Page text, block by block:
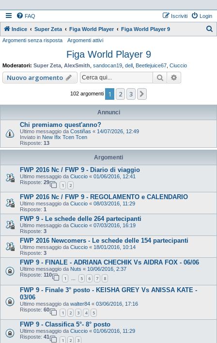
FAQ Login
Iscriviti
Indice Super Zeta Figa World Player Figa World Player 9
Argomenti senza risposta Argomenti attivi
Figa World Player 9
Moderatori: Super Zeta AlexSmith sandocan19 dell Beetlejuice67 Ciuccio
Nuovo argomento Cerca
102 argomenti 1 2 3
Annunci
Chi premiamo quest'anno?
Ultimo messaggio da Costiñas « 14/07/2026, 12:49
Inviato in New Ifix Tcen Tcen
Risposte: 13
Argomenti
FWP 2016 Nc / FWP 9 - Diario di viaggio
Ultimo messaggio da Ciuccio « 01/06/2016, 12:41
Risposte: 29
1 2
FWP 2016 Nc / FWP 9 - REGOLAMENTO e CALENDARIO
Ultimo messaggio da Ciuccio « 08/03/2016, 11:29
Risposte: 1
FWP 9 - Le schede delle 264 partecipanti
Ultimo messaggio da Ciuccio « 07/03/2016, 16:19
Risposte: 3
FWP 2016 Newcomers - Le schede delle 154 partecipanti
Ultimo messaggio da Ciuccio « 18/01/2016, 10:14
Risposte: 3
FWP 9 - FINALE - ADRIANA CHECHIK Vs AIDRA FOX - 06/06
Ultimo messaggio da Nuts « 10/06/2016, 2:37
Risposte: 110
1 … 5 6 7 8
FWP 9 - Finale 3° posto - KEISHA GREY Vs ANISSA KATE -
03/06
Ultimo messaggio da walter84 « 03/06/2016, 17:16
Risposte: 60
1 2 3 4 5
FWP 9 - Classifica 5°- 8° posto
Ultimo messaggio da Ciuccio « 01/06/2016, 11:29
Risposte: 41
1 2 3